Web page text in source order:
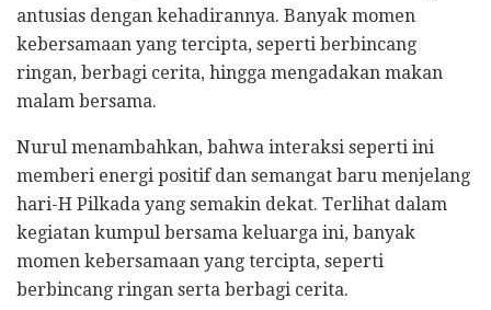
antusias dengan kehadirannya. Banyak momen
kebersamaan yang tercipta, seperti berbincang
ringan, berbagi cerita, hingga mengadakan makan
malam bersama.
Nurul menambahkan, bahwa interaksi seperti ini
memberi energi positif dan semangat baru menjelang
hari-H Pilkada yang semakin dekat. Terlihat dalam
kegiatan kumpul bersama keluarga ini, banyak
momen kebersamaan yang tercipta, seperti
berbincang ringan serta berbagi cerita.